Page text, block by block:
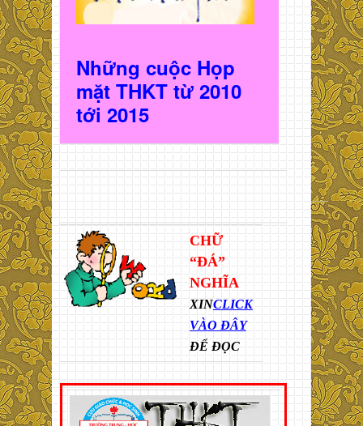
Những cuộc Họp
mặt THKT từ 2010
tới 2015
CHỮ
“ĐÁ”
NGHĨA
XINCLICK
VÀO ĐÂY
ĐỂ ĐỌC